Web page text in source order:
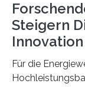
Steigern
Innovation
Für die